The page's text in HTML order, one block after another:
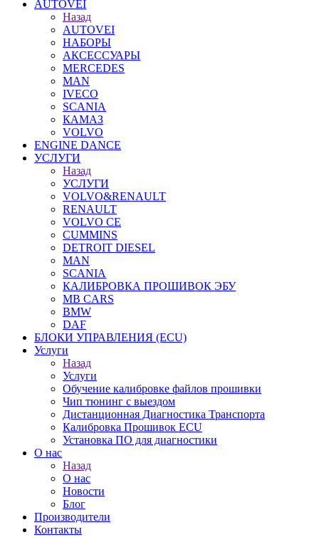
AUTOVEI
Назад
AUTOVEI
НАБОРЫ
АКСЕССУАРЫ
MERCEDES
MAN
IVECO
SCANIA
КАМАЗ
VOLVO
ENGINE DANCE
УСЛУГИ
Назад
УСЛУГИ
VOLVO&RENAULT
RENAULT
VOLVO CE
CUMMINS
DETROIT DIESEL
MAN
SCANIA
КАЛИБРОВКА ПРОШИВОК ЭБУ
MB CARS
BMW
DAF
БЛОКИ УПРАВЛЕНИЯ (ECU)
Услуги
Назад
Услуги
Обучение калибровке файлов прошивки
Чип тюнинг с выездом
Дистанционная Диагностика Транспорта
Калибровка Прошивок ECU
Установка ПО для диагностики
О нас
Назад
О нас
Новости
Блог
Производители
Контакты